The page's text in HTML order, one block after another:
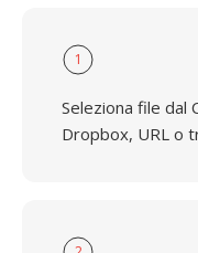
1
Seleziona file dal
Dropbox, URL o